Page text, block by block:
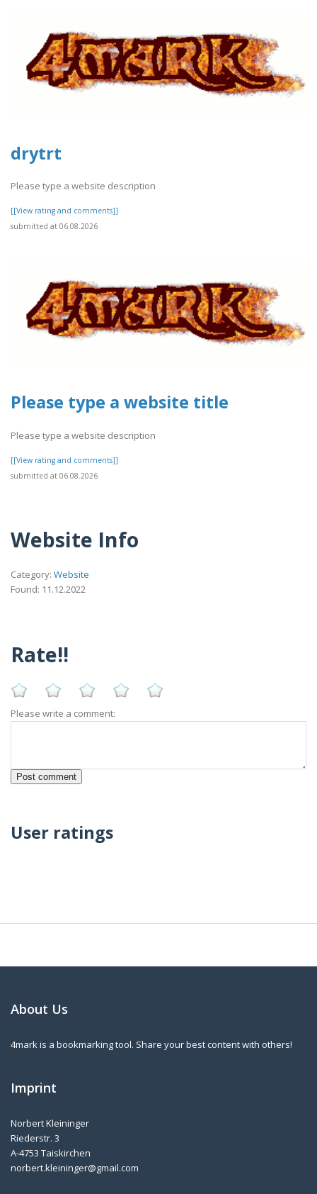
drytrt
Please type a website description
[[View rating and comments]]
submitted at 06.08.2026
Please type a website title
Please type a website description
[[View rating and comments]]
submitted at 06.08.2026
Website Info
Category: Website
Found: 11.12.2022
Rate!!
Please write a comment:
User ratings
About Us
4mark is a bookmarking tool. Share your best content with others!
Imprint
Norbert Kleininger
Riederstr. 3
A-4753 Taiskirchen
norbert.kleininger@gmail.com